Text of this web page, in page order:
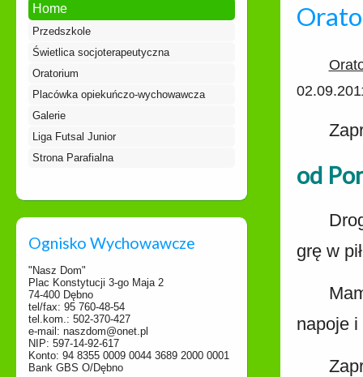
Home
Przedszkole
Świetlica socjoterapeutyczna
Oratorium
Placówka opiekuńczo-wychowawcza
Galerie
Liga Futsal Junior
Strona Parafialna
Ognisko Wychowawcze
"Nasz Dom"
Plac Konstytucji 3-go Maja 2
74-400 Dębno
tel/fax: 95 760-48-54
tel.kom.: 502-370-427
e-mail: naszdom@onet.pl
NIP: 597-14-92-617
Konto: 94 8355 0009 0044 3689 2000 0001
Bank GBS O/Dębno
od
grę w
napoje i